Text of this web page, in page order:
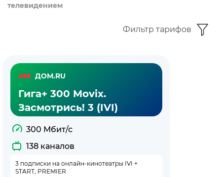
телевидением
Фильтр тарифов
Тарифы
Дом.ру
с
телевидением
ДОМ.RU
Гига+ 300 Movix.
Засмотрись! 3 (IVI)
300 Мбит/с
138 каналов
3 подписки на онлайн-кинотеатры IVI +
START, PREMIER